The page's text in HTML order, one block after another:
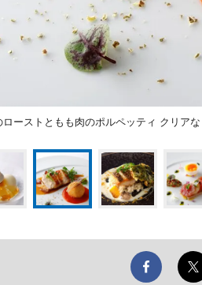
ーストともも肉のポルペッティ クリア